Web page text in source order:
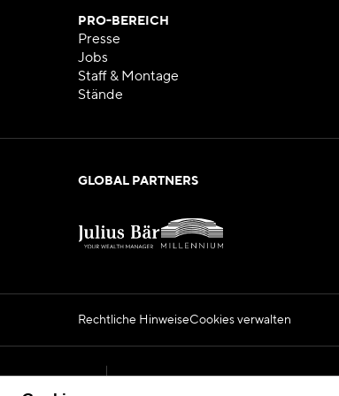
PRO-BEREICH
Presse
Jobs
Staff & Montage
Stände
GLOBAL PARTNERS
Rechtliche HinweiseCookies verwalten